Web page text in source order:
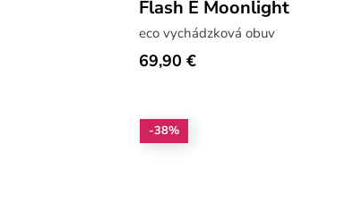
Flash E Moonlight
eco vychádzková obuv
69,90 €
-38%